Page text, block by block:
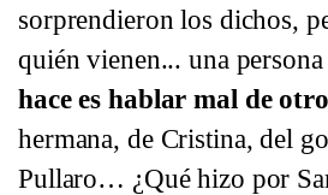
sorprendieron los dichos,
quién vienen... una
hace es hablar mal de
hermana, de Cristina, del
Pullaro… ¿Qué hizo por